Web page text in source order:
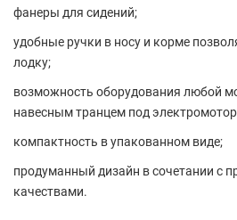
фанеры для сидений;
удобные ручки в носу и корме
лодку;
возможность оборудования любой
навесным транцем под
компактность в упакованном виде;
продуманный дизайн в сочетании с
качествами.